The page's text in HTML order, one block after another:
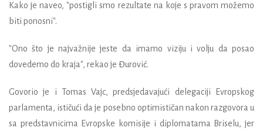
Kako je naveo, "postigli smo rezultate na koje s pravom možemo
biti ponosni".
"Ono što je najvažnije jeste da imamo viziju i volju da posao
dovedemo do kraja", rekao je Đurović.
Govorio je i Tomas Vajc, predsjedavajući delegaciji Evropskog
parlamenta, ističući da je posebno optimističan nakon razgovora u
sa predstavnicima Evropske komisije i diplomatama Briselu, jer